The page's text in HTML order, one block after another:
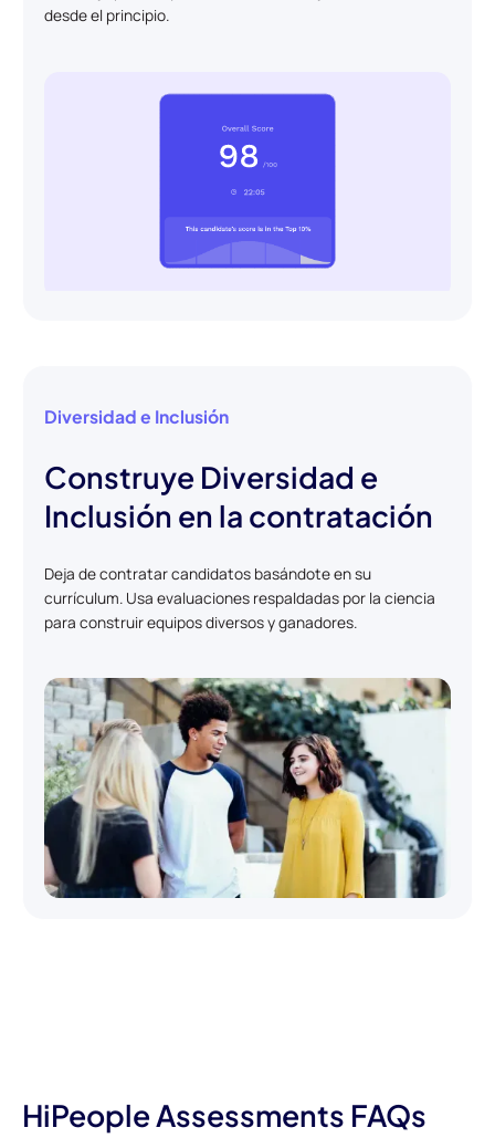
desde el principio.
Diversidad e Inclusión
Construye Diversidad e
Inclusión en la contratación
Deja de contratar candidatos basándote en su
currículum. Usa evaluaciones respaldadas por la ciencia
para construir equipos diversos y ganadores.
HiPeople Assessments FAQs